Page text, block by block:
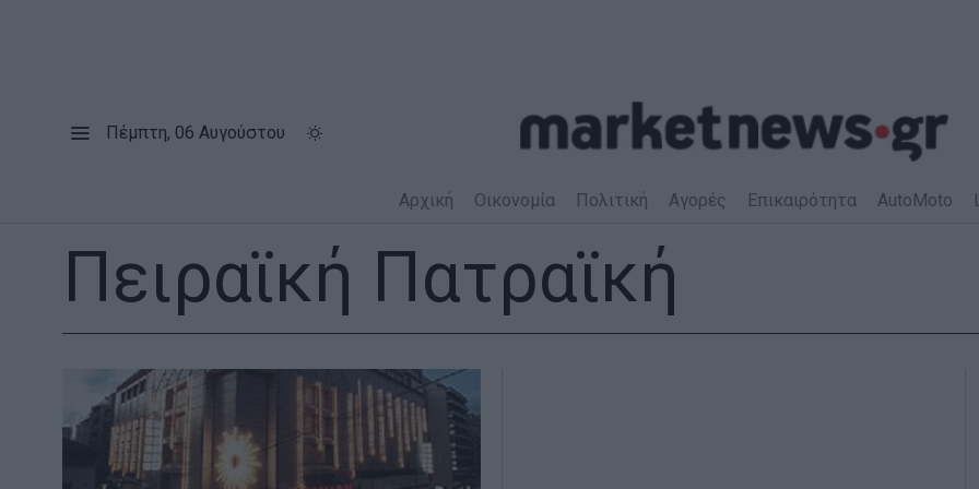
Πέμπτη, 06 Αυγούστου
Αρχική Οικονομία Πολιτική Αγορές Επικαιρότητα AutoMoto
Πειραϊκή Πατραϊκή